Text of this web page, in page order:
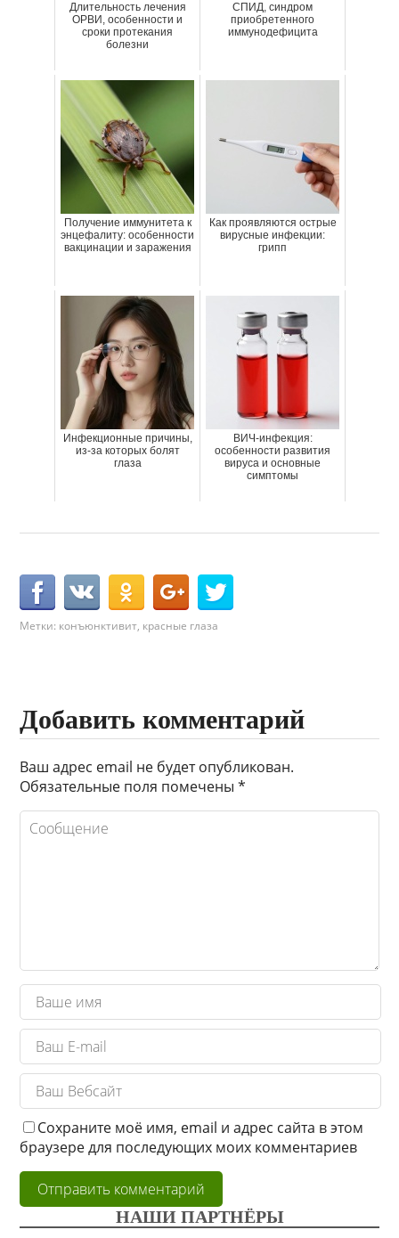
Длительность лечения
ОРВИ, особенности и
сроки протекания
болезни
СПИД, синдром
приобретенного
иммунодефицита
Получение иммунитета к
энцефалиту: особенности
вакцинации и заражения
Как проявляются острые
вирусные инфекции:
грипп
Инфекционные причины,
из-за которых болят
глаза
ВИЧ-инфекция:
особенности развития
вируса и основные
симптомы
Метки: конъюнктивит, красные глаза
Добавить комментарий
Ваш адрес email не будет опубликован.
Обязательные поля помечены*
Сохраните моё имя, email и адрес сайта в этом
браузере для последующих моих комментариев
НАШИ ПАРТНЁРЫ